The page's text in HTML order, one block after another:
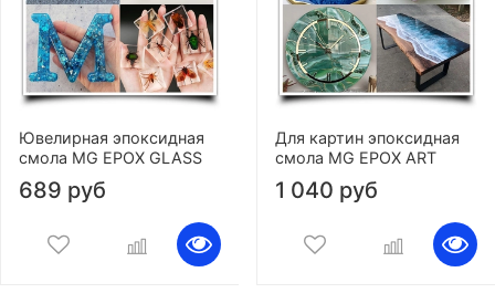
Ювелирная эпоксидная
смола MG EPOX GLASS
689 руб
Для картин эпоксидная
смола MG EPOX ART
1 040 руб